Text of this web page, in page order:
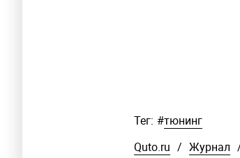
Тег: #тюнинг
Quto.ru / Журнал